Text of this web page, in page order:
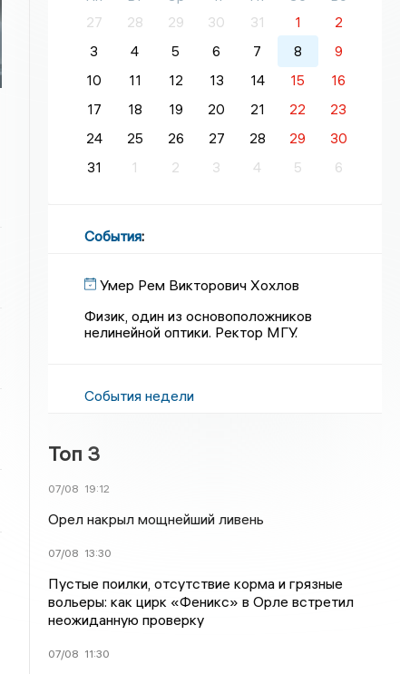
27
28 29 30 31 1
2
3
4 5 6 7 8
9
10
11 12 13 14 15
16
17
18 19 20 21 22
23
24
25 26 27 28 29
30
31
1 2 3 4 5 6
События:
Умер Рем Викторович Хохлов
Физик, один из основоположников
нелинейной оптики. Ректор МГУ.
События недели
Топ 3
07/08 19:12
Орел накрыл мощнейший ливень
07/08 13:30
Пустые поилки, отсутствие корма и грязные
вольеры: как цирк «Феникс» в Орле встретил
неожиданную проверку
07/08 11:30